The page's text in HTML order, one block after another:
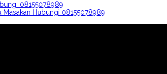
08155078989
Masakan Hubungi 08155078989